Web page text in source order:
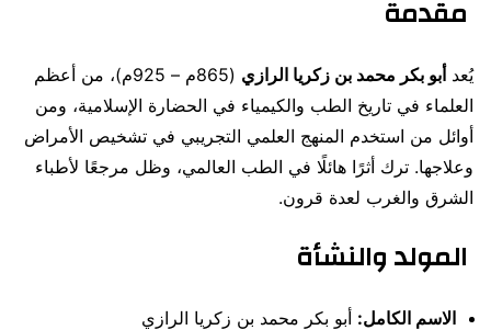
مقدمة
يُعدأبو بكر محمد بن زكريا الرازي
(865م – 925م)، من أعظم
العلماء في تاريخ الطب والكيمياء في الحضارة الإسلامية، ومن
أوائل من استخدم المنهج العلمي التجريبي في تشخيص الأمراض
وعلاجها. ترك أثرًا هائلًا في الطب العالمي، وظل مرجعًا لأطباء
الشرق والغرب لعدة قرون.
المولد والنشأة
الاسم الكامل: أبو بكر محمد بن زكريا الرازي